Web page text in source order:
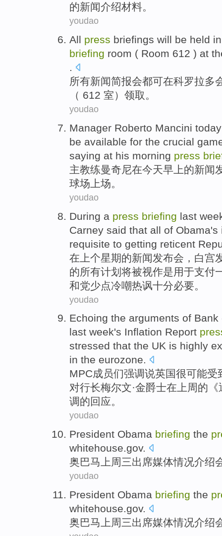
的新闻介绍材料。
youdao
All press briefings will be held in
briefing room ( Room 612 ) at
.
所有新闻简报会都可在科罗拉多
（ 612 室）领取。
youdao
Manager Roberto Mancini today
be available for the crucial
saying at his morning press
主教练曼奇尼在今天早上的新闻
球场 上场。
youdao
During a press briefing last
Carney said that all of Obama's
requisite to getting reticent
在 上个星期的新闻发布会 ， 白宫
的所有计划 将被视作是用于支付
和党少点冷嘲热讽十分必要。
youdao
Echoing the arguments of
last week's Inflation Report
stressed that the UK is highly
in the eurozone.
MPC成员们强调说英国很可能受
对行长梅尔文·金爵士在 上周的《
调的回应。
youdao
President Obama briefing the
whitehouse.gov.
奥巴马 上周三出席媒体情况介绍
youdao
President Obama briefing the
whitehouse.gov.
奥巴马 上周三出席媒体情况介绍